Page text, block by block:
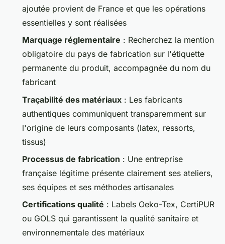
ajoutée provient de France et que les opérations
essentielles y sont réalisées
Marquage réglementaire : Recherchez la mention
obligatoire du pays de fabrication sur l'étiquette
permanente du produit, accompagnée du nom du
fabricant
Traçabilité des matériaux : Les fabricants
authentiques communiquent transparemment sur
l'origine de leurs composants (latex, ressorts,
tissus)
Processus de fabrication : Une entreprise
française légitime présente clairement ses ateliers,
ses équipes et ses méthodes artisanales
Certifications qualité : Labels Oeko-Tex, CertiPUR
ou GOLS qui garantissent la qualité sanitaire et
environnementale des matériaux